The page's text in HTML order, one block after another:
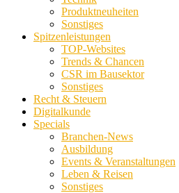
Produktneuheiten
Sonstiges
Spitzenleistungen
TOP-Websites
Trends & Chancen
CSR im Bausektor
Sonstiges
Recht & Steuern
Digitalkunde
Specials
Branchen-News
Ausbildung
Events & Veranstaltungen
Leben & Reisen
Sonstiges